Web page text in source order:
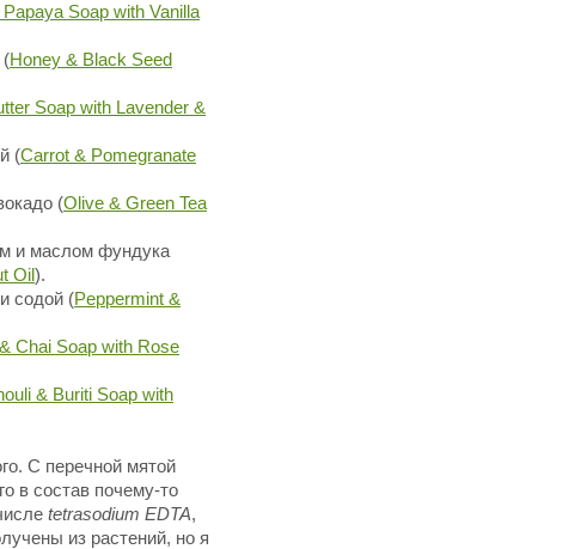
Soap with Vanilla
(Honey & Black Seed
Soap with Lavender &
(Carrot & Pomegranate
(Olive & Green Tea
и маслом фундука
Oil).
содой (Peppermint &
Chai Soap with Rose
& Buriti Soap with
С перечной мятой
в состав почему-то
tetrasodium EDTA,
из растений, но я